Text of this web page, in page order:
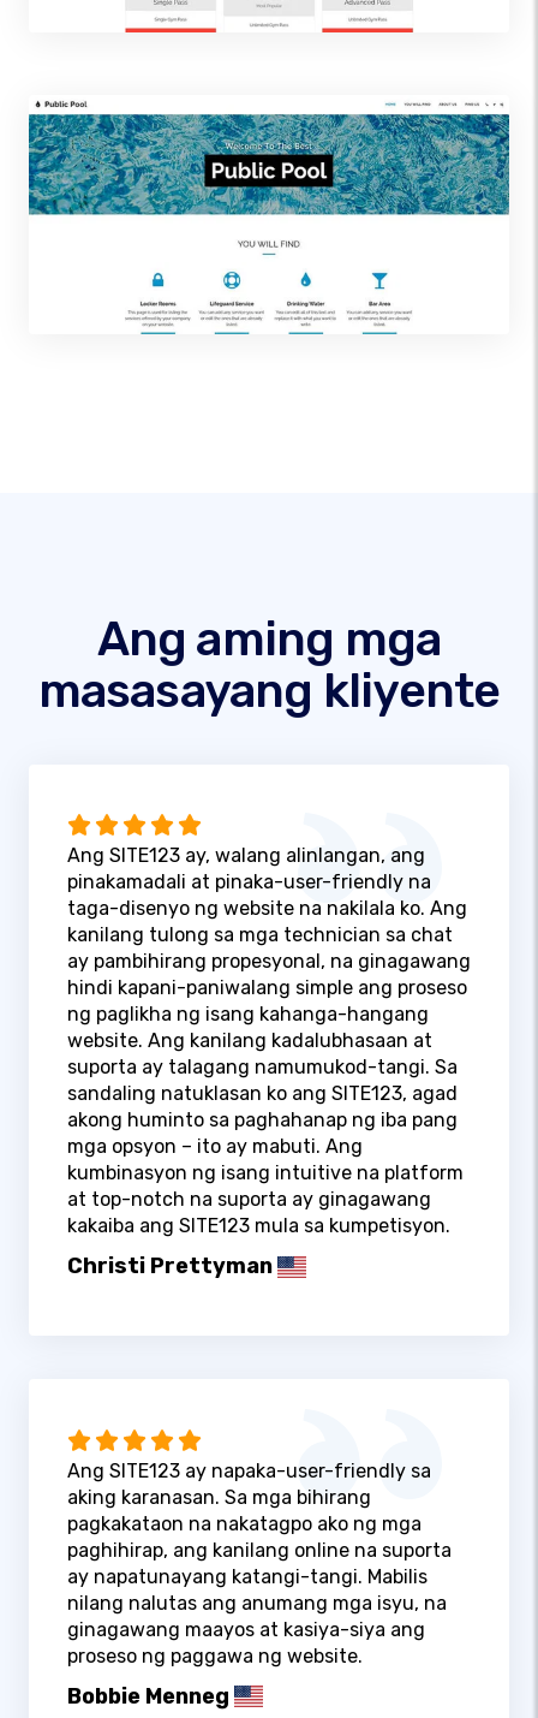
Ang aming mga
masasayang kliyente
Ang SITE123 ay, walang alinlangan, ang
pinakamadali at pinaka-user-friendly na
taga-disenyo ng website na nakilala ko. Ang
kanilang tulong sa mga technician sa chat
ay pambihirang propesyonal, na ginagawang
hindi kapani-paniwalang simple ang proseso
ng paglikha ng isang kahanga-hangang
website. Ang kanilang kadalubhasaan at
suporta ay talagang namumukod-tangi. Sa
sandaling natuklasan ko ang SITE123, agad
akong huminto sa paghahanap ng iba pang
mga opsyon – ito ay mabuti. Ang
kumbinasyon ng isang intuitive na platform
at top-notch na suporta ay ginagawang
kakaiba ang SITE123 mula sa kumpetisyon.
Christi Prettyman
Ang SITE123 ay napaka-user-friendly sa
aking karanasan. Sa mga bihirang
pagkakataon na nakatagpo ako ng mga
paghihirap, ang kanilang online na suporta
ay napatunayang katangi-tangi. Mabilis
nilang nalutas ang anumang mga isyu, na
ginagawang maayos at kasiya-siya ang
proseso ng paggawa ng website.
Bobbie Menneg